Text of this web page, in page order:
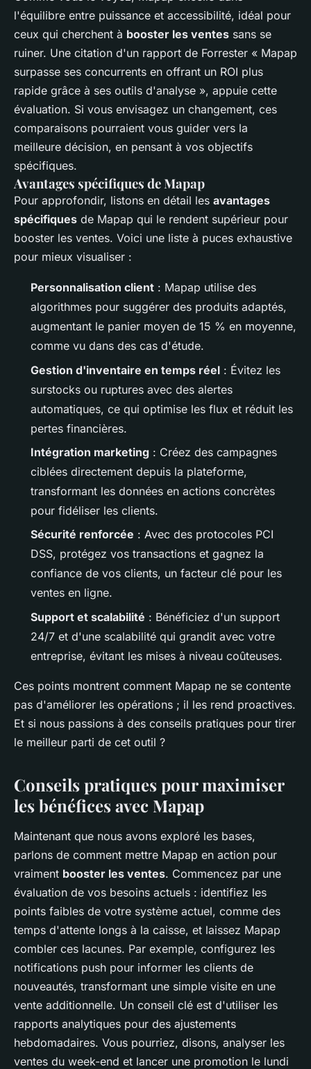
l'équilibre entre puissance et accessibilité, idéal pour
ceux qui cherchent à booster les ventes sans se
ruiner. Une citation d'un rapport de Forrester « Mapap
surpasse ses concurrents en offrant un ROI plus
rapide grâce à ses outils d'analyse », appuie cette
évaluation. Si vous envisagez un changement, ces
comparaisons pourraient vous guider vers la
meilleure décision, en pensant à vos objectifs
spécifiques.
Avantages spécifiques de Mapap
Pour approfondir, listons en détail les avantages
spécifiques de Mapap qui le rendent supérieur pour
booster les ventes. Voici une liste à puces exhaustive
pour mieux visualiser :
Personnalisation client : Mapap utilise des
algorithmes pour suggérer des produits adaptés,
augmentant le panier moyen de 15 % en moyenne,
comme vu dans des cas d'étude.
Gestion d'inventaire en temps réel : Évitez les
surstocks ou ruptures avec des alertes
automatiques, ce qui optimise les flux et réduit les
pertes financières.
Intégration marketing : Créez des campagnes
ciblées directement depuis la plateforme,
transformant les données en actions concrètes
pour fidéliser les clients.
Sécurité renforcée : Avec des protocoles PCI
DSS, protégez vos transactions et gagnez la
confiance de vos clients, un facteur clé pour les
ventes en ligne.
Support et scalabilité : Bénéficiez d'un support
24/7 et d'une scalabilité qui grandit avec votre
entreprise, évitant les mises à niveau coûteuses.
Ces points montrent comment Mapap ne se contente
pas d'améliorer les opérations ; il les rend proactives.
Et si nous passions à des conseils pratiques pour tirer
le meilleur parti de cet outil ?
Conseils pratiques pour maximiser
les bénéfices avec Mapap
Maintenant que nous avons exploré les bases,
parlons de comment mettre Mapap en action pour
vraiment booster les ventes. Commencez par une
évaluation de vos besoins actuels : identifiez les
points faibles de votre système actuel, comme des
temps d'attente longs à la caisse, et laissez Mapap
combler ces lacunes. Par exemple, configurez les
notifications push pour informer les clients de
nouveautés, transformant une simple visite en une
vente additionnelle. Un conseil clé est d'utiliser les
rapports analytiques pour des ajustements
hebdomadaires. Vous pourriez, disons, analyser les
ventes du week-end et lancer une promotion le lundi